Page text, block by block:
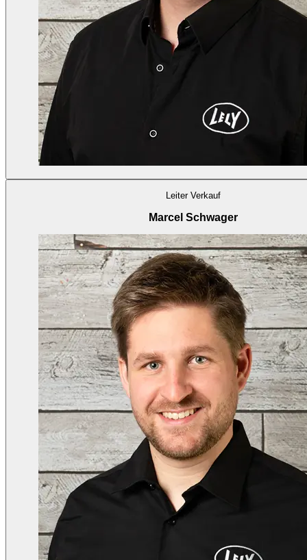
Leiter Verkauf
Marcel Schwager